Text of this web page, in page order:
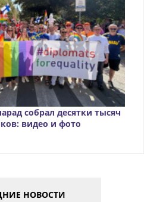
собрал десятки тысяч
видео и фото
НОВОСТИ